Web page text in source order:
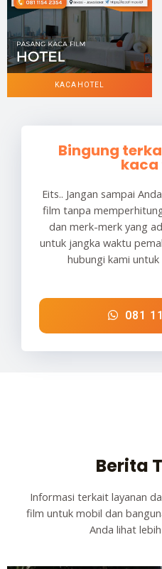
KACA HOTEL
Bingung
kaca
Eits.. Jangan sampai
film tanpa
dan merk-merk yang
untuk jangka waktu
hubungi kami untuk
081
Berita
Informasi terkait layanan
film untuk mobil dan
Anda lihat